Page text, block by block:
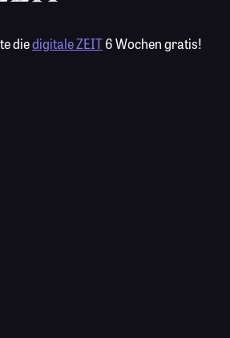
diedigitale ZEIT6 Wochen gratis!